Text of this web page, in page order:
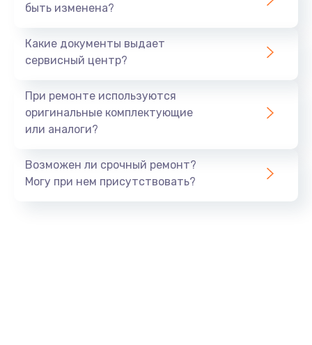
быть изменена?
Какие документы выдает
сервисный центр?
При ремонте используются
оригинальные комплектующие
или аналоги?
Возможен ли срочный ремонт?
Могу при нем присутствовать?